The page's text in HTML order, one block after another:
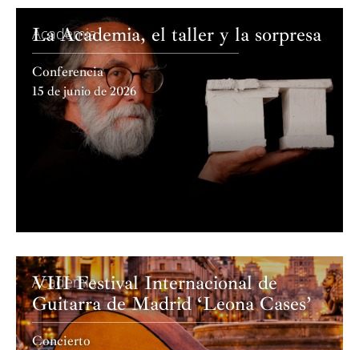
Academia
La Academia, el taller y la sorpresa
Conferencia
15 de junio de 2026
Academia
VIII Festival Internacional de
Guitarra de Madrid ‘Leona Cases’
Concierto